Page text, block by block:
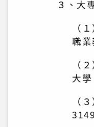
３、大
（
職業
（
大學
（